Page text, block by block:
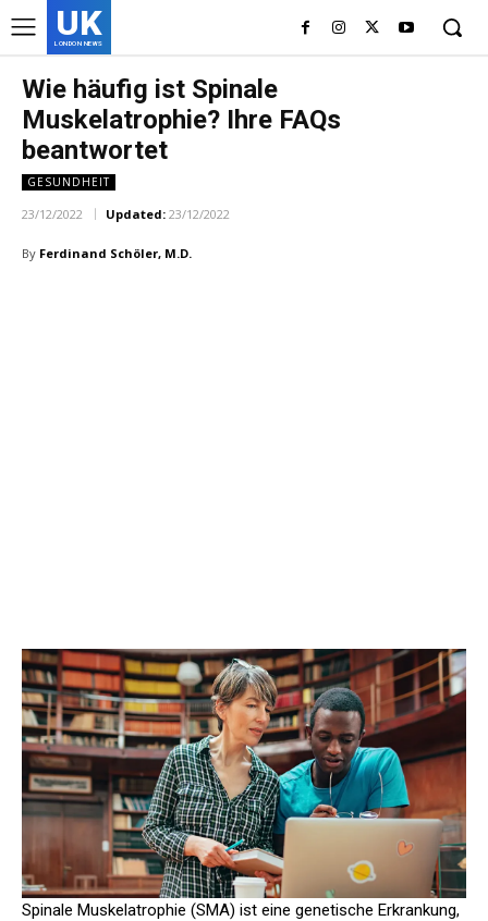
UK
LONDON NEWS
Wie häufig ist Spinale
Muskelatrophie? Ihre FAQs
beantwortet
GESUNDHEIT
23/12/2022 Updated: 23/12/2022
By Ferdinand Schöler, M.D.
Spinale Muskelatrophie (SMA) ist eine genetische Erkrankung,